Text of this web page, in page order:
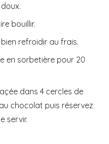
bouillir.
refroidir au frais.
en sorbetière pour 20
dans 4 cercles de
chocolat puis réservez
servir.